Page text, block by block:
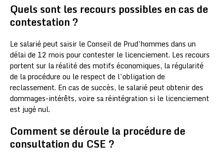
Quels sont les recours possibles en cas de
contestation ?
Le salarié peut saisir le Conseil de Prud’hommes dans un
délai de 12 mois pour contester le licenciement. Les recours
portent sur la réalité des motifs économiques, la régularité
de la procédure ou le respect de l’obligation de
reclassement. En cas de succès, le salarié peut obtenir des
dommages-intérêts, voire sa réintégration si le licenciement
est jugé nul.
Comment se déroule la procédure de
consultation du CSE ?